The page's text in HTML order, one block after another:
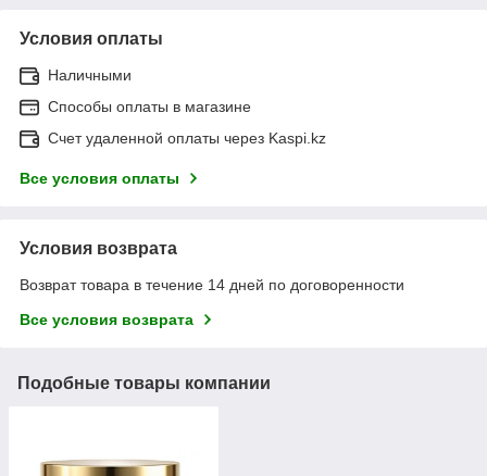
Условия оплаты
Наличными
Способы оплаты в магазине
Счет удаленной оплаты через Kaspi.kz
Все условия оплаты
Условия возврата
Возврат товара в течение 14 дней по договоренности
Все условия возврата
Подобные товары компании